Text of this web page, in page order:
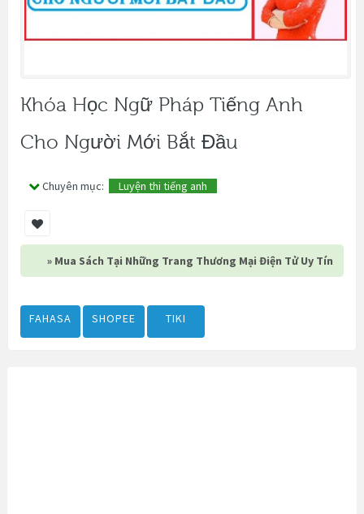
Khóa Học Ngữ Pháp Tiếng Anh
Cho Người Mới Bắt Đầu
Chuyên mục: Luyện thi tiếng anh
» Mua Sách Tại Những Trang Thương Mại Điện Tử Uy Tín
FAHASA SHOPEE TIKI